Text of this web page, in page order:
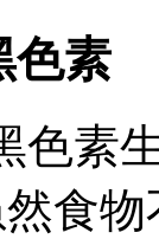
色素
色素
食